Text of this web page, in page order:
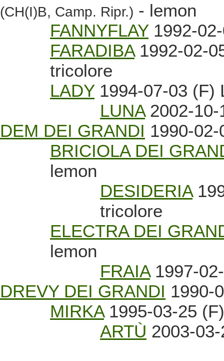
(CH(I)B, Camp. Ripr.) - lemon
FANNYFLAY1992-
FARADIBA1992-02-
tricolore
LADY1994-07-03 (F)
LUNA2002-10-
DEM DEI GRANDI 1990-
BRICIOLA DEI
lemon
DESIDERIA
tricolore
ELECTRA DEI
lemon
FRAIA1997-
DREVY DEI GRANDI 1990-
MIRKA1995-03-25
ARTÙ 2003-